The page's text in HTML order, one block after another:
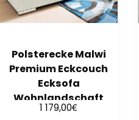
Polsterecke Malwi
Premium Eckcouch
Ecksofa
Wohnlandschaft
Polstergarnitur Sofa
1 179,00€